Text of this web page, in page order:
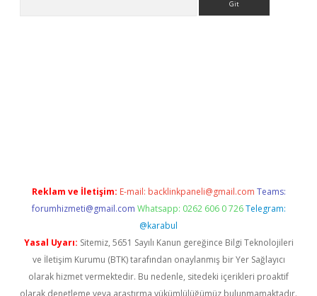
Reklam ve İletişim: E-mail: backlinkpaneli@gmail.com Teams:
forumhizmeti@gmail.com Whatsapp: 0262 606 0 726 Telegram:
@karabul
Yasal Uyarı: Sitemiz, 5651 Sayılı Kanun gereğince Bilgi Teknolojileri
ve İletişim Kurumu (BTK) tarafından onaylanmış bir Yer Sağlayıcı
olarak hizmet vermektedir. Bu nedenle, sitedeki içerikleri proaktif
olarak denetleme veya araştırma yükümlülüğümüz bulunmamaktadır.